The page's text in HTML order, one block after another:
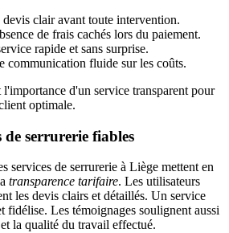
clair avant toute intervention.
de frais cachés lors du paiement.
rapide et sans surprise.
communication fluide sur les coûts.
d'un service transparent pour
optimale.
de serrurerie fiables
services de serrurerie à Liège mettent en
transparence tarifaire. Les utilisateurs
les devis clairs et détaillés. Un service
fidélise. Les témoignages soulignent aussi
la qualité du travail effectué.